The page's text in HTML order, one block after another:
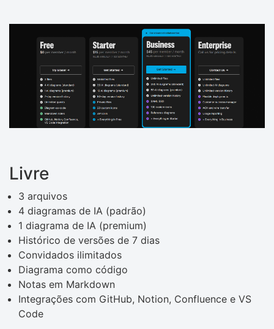
Livre
3 arquivos
4 diagramas de IA (padrão)
1 diagrama de IA (premium)
Histórico de versões de 7 dias
Convidados ilimitados
Diagrama como código
Notas em Markdown
Integrações com GitHub, Notion, Confluence e VS
Code